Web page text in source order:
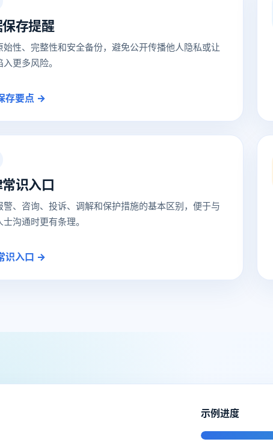
存提醒
始性、完整性和安全备份，避免公开传播他人隐私或让
入更多风险。
存要点 →
识入口
警、咨询、投诉、调解和保护措施的基本区别，便于与
沟通时更有条理。
识入口 →
示例进度